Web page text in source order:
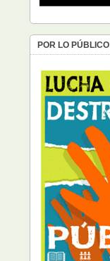
POR LO PÚBLICO